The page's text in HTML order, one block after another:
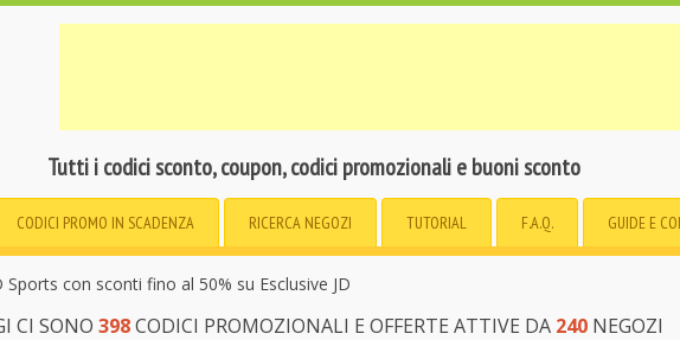
Tutti i codici sconto, coupon, codici promozionali e buoni sconto
CODICI PROMO IN SCADENZA RICERCA NEGOZI TUTORIAL F.A.Q. GUIDE E
Sports con sconti fino al 50% su Esclusive JD
CI SONO 398CODICI PROMOZIONALI E OFFERTE ATTIVE DA 240NEGOZI